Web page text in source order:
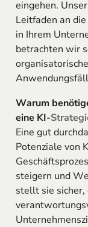
eingehen.
Leitfaden an
in Ihrem
betrachten wir
Warum
eine KI-
Eine gut
Potenziale von
steigern und
stellt sie sicher,